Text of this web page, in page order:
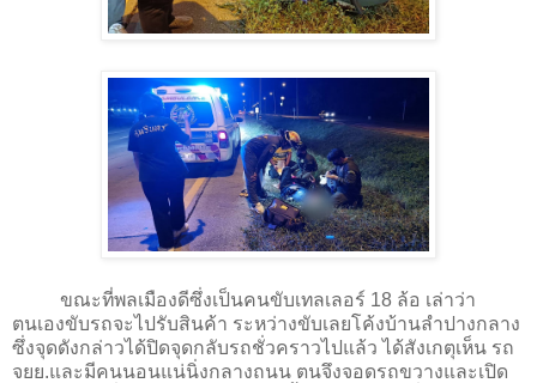
ขณะที่พลเมืองดีซึ่งเป็นคนขับเทลเลอร์ 18 ล้อ เล่าว่า
ตนเองขับรถจะไปรับสินค้า ระหว่างขับเลยโค้งบ้านลำปางกลาง
ซึ่งจุดดังกล่าวได้ปิดจุดกลับรถชั่วคราวไปแล้ว ได้สังเกตุเห็น รถ
จยย.และมีคนนอนแน่นิ่งกลางถนน ตนจึงจอดรถขวางและเปิด